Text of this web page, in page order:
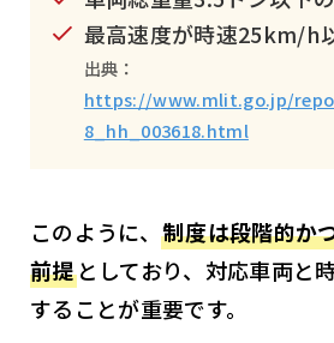
最高速度が時速25km/h
出典：
https://www.mlit.go.jp/
8_hh_003618.html
このように、 制度は段階的か
前提としており、対応車両と
することが重要です。